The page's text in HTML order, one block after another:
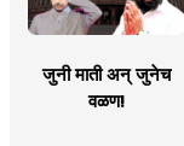
जुनी माती अन् जुनेच
वळण!